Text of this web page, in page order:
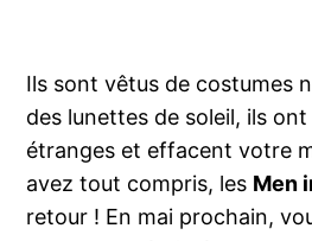
Ils sont vêtus de costumes
des lunettes de soleil, ils
étranges et effacent votre
avez tout compris, les Men
retour ! En mai prochain,